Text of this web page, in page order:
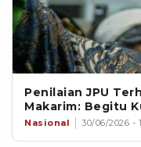
Penilaian JPU
Makarim: Begitu
Nasional 30/06/2026 -